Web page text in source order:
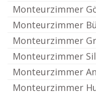
Monteurzimmer
Monteurzimmer
Monteurzimmer
Monteurzimmer
Monteurzimmer
Monteurzimmer